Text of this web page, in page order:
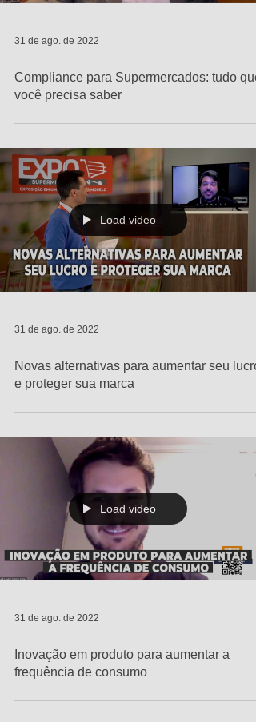
31 de ago. de 2022
Compliance para Supermercados: tudo que
você precisa saber
Load video
31 de ago. de 2022
Novas alternativas para aumentar seu lucro
e proteger sua marca
Load video
31 de ago. de 2022
Inovação em produto para aumentar a
frequência de consumo